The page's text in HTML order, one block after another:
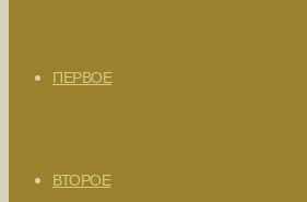
ПЕРВОЕ
ВТОРОЕ